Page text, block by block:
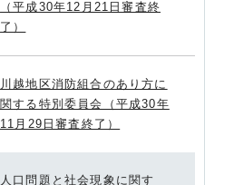
（平成30年12月21日審査終
了）
川越地区消防組合のあり方に
関する特別委員会（平成30年
11月29日審査終了）
人口問題と社会現象に関す